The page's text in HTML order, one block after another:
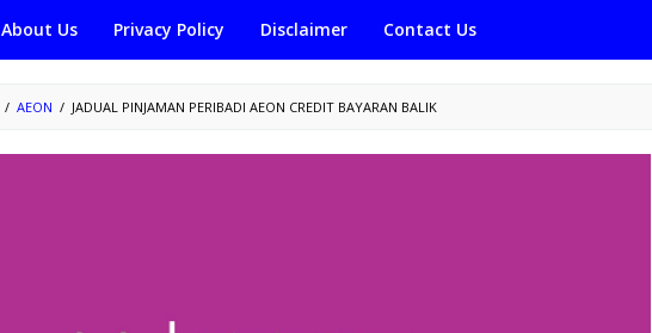
About Us Privacy Policy Disclaimer Contact Us
/ AEON / JADUAL PINJAMAN PERIBADI AEON CREDIT BAYARAN BALIK